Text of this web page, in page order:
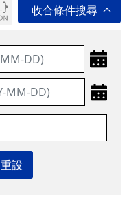
重設